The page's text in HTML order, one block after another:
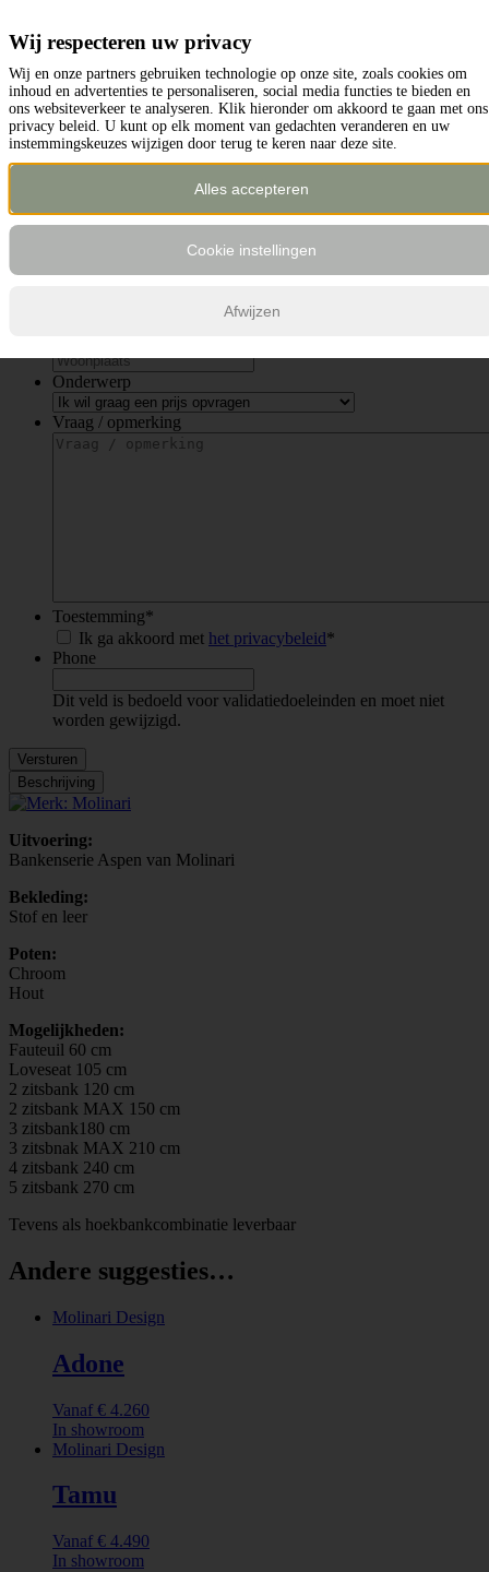
Aanhef*
Mevrouw
Naam*
Onderwerp
Vraag / opmerking
Toestemming*
Ik ga akkoord met het privacybeleid*
Phone
Dit veld is bedoeld voor validatiedoeleinden en moet niet
worden gewijzigd.
Versturen
Beschrijving
Uitvoering:
Bankenserie Aspen van Molinari
Bekleding:
Stof en leer
Poten:
Chroom
Hout
Mogelijkheden:
Fauteuil 60 cm
Loveseat 105 cm
2 zitsbank 120 cm
2 zitsbank MAX 150 cm
3 zitsbank180 cm
3 zitsbnak MAX 210 cm
4 zitsbank 240 cm
5 zitsbank 270 cm
Tevens als hoekbankcombinatie leverbaar
Andere suggesties…
Molinari Design
Adone
Vanaf € 4.260
In showroom
Molinari Design
Tamu
Vanaf € 4.490
In showroom
Wij respecteren uw privacy
Wij en onze partners gebruiken technologie op onze site, zoals cookies om
inhoud en advertenties te personaliseren, social media functies te bieden en
ons websiteverkeer te analyseren. Klik hieronder om akkoord te gaan met ons
privacy beleid. U kunt op elk moment van gedachten veranderen en uw
instemmingskeuzes wijzigen door terug te keren naar deze site.
Alles accepteren
Cookie instellingen
Afwijzen